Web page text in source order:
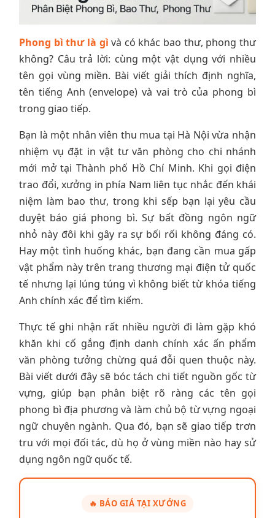
Phong bì thư là gì và có khác bao thư, phong thư
không? Câu trả lời: cùng một vật dụng với nhiều
tên gọi vùng miền. Bài viết giải thích định nghĩa,
tên tiếng Anh (envelope) và vai trò của phong bì
trong giao tiếp.
Bạn là một nhân viên thu mua tại Hà Nội vừa nhận
nhiệm vụ đặt in vật tư văn phòng cho chi nhánh
mới mở tại Thành phố Hồ Chí Minh. Khi gọi điện
trao đổi, xưởng in phía Nam liên tục nhắc đến khái
niệm làm bao thư, trong khi sếp bạn lại yêu cầu
duyệt báo giá phong bì. Sự bất đồng ngôn ngữ
nhỏ này đôi khi gây ra sự bối rối không đáng có.
Hay một tình huống khác, bạn đang cần mua gấp
vật phẩm này trên trang thương mại điện tử quốc
tế nhưng lại lúng túng vì không biết từ khóa tiếng
Anh chính xác để tìm kiếm.
Thực tế ghi nhận rất nhiều người đi làm gặp khó
khăn khi cố gắng định danh chính xác ấn phẩm
văn phòng tưởng chừng quá đỗi quen thuộc này.
Bài viết dưới đây sẽ bóc tách chi tiết nguồn gốc từ
vựng, giúp bạn phân biệt rõ ràng các tên gọi
phong bì địa phương và làm chủ bộ từ vựng ngoại
ngữ chuyên ngành. Qua đó, bạn sẽ giao tiếp trơn
tru với mọi đối tác, dù họ ở vùng miền nào hay sử
dụng ngôn ngữ quốc tế.
🔥 BÁO GIÁ TẠI XƯỞNG